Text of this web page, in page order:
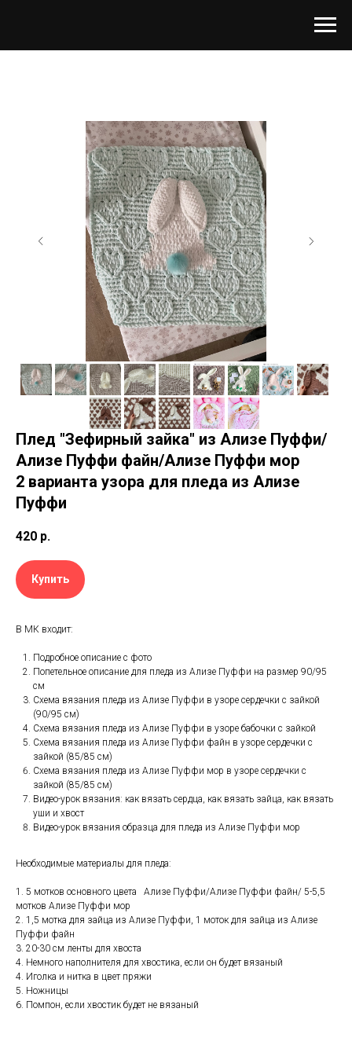
Плед "Зефирный зайка" из Ализе Пуффи/
Ализе Пуффи файн/Ализе Пуффи мор
2 варианта узора для пледа из Ализе
Пуффи
420 р.
Купить
В МК входит:⠀
Подробное описание с фото
Попетельное описание для пледа из Ализе Пуффи на размер 90/95
см
Схема вязания пледа из Ализе Пуффи в узоре сердечки с зайкой
(90/95 см)
Схема вязания пледа из Ализе Пуффи в узоре бабочки с зайкой
Схема вязания пледа из Ализе Пуффи файн в узоре сердечки с
зайкой (85/85 см)
Схема вязания пледа из Ализе Пуффи мор в узоре сердечки с
зайкой (85/85 см)
Видео-урок вязания: как вязать сердца, как вязать зайца, как вязать
уши и хвост
Видео-урок вязания образца для пледа из Ализе Пуффи мор
Необходимые материалы для пледа:⠀
1. 5 мотков основного цвета⠀Ализе Пуффи/Ализе Пуффи файн/ 5-5,5
мотков Ализе Пуффи мор
2. 1,5 мотка для зайца из Ализе Пуффи, 1 моток для зайца из Ализе
Пуффи файн
3. 20-30 см ленты для хвоста⠀
4. Немного наполнителя для хвостика, если он будет вязаный
4. Иголка и нитка в цвет пряжи
5. Ножницы
6. Помпон, если хвостик будет не вязаный